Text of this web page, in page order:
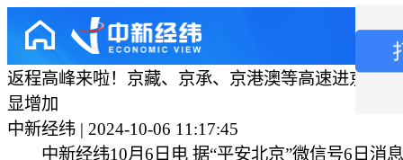
返程高峰来啦！京藏、京承、京港澳等高速进京方
显增加
中新经纬 | 2024-10-06 11:17:45
中新经纬10月6日电 据“平安北京”微信号6日消